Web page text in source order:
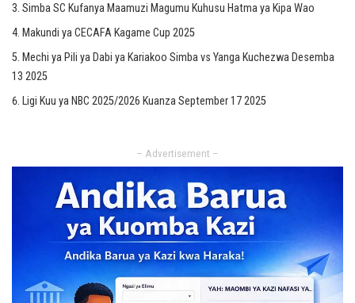
Simba SC Kufanya Maamuzi Magumu Kuhusu Hatma ya Kipa Wao
Makundi ya CECAFA Kagame Cup 2025
Mechi ya Pili ya Dabi ya Kariakoo Simba vs Yanga Kuchezwa Desemba
13 2025
Ligi Kuu ya NBC 2025/2026 Kuanza September 17 2025
– Advertisement –